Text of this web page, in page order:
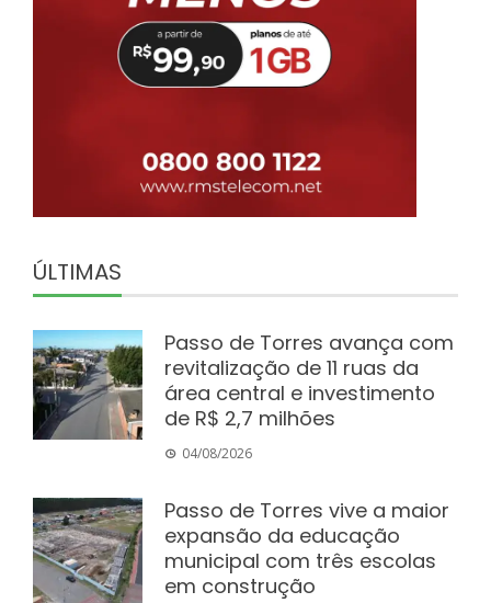
ÚLTIMAS
Passo de Torres avança com
revitalização de 11 ruas da
área central e investimento
de R$ 2,7 milhões
04/08/2026
Passo de Torres vive a maior
expansão da educação
municipal com três escolas
em construção